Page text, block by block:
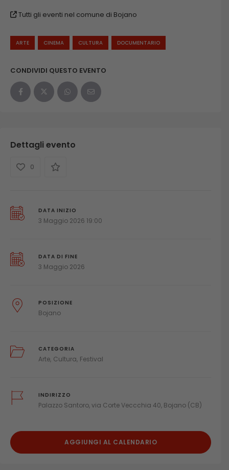
Tutti gli eventi nel comune di Bojano
ARTE CINEMA CULTURA DOCUMENTARIO
CONDIVIDI QUESTO EVENTO
Dettagli evento
0
DATA INIZIO
3 Maggio 2026 19:00
DATA DI FINE
3 Maggio 2026
POSIZIONE
Bojano
CATEGORIA
Arte Cultura Festival
INDIRIZZO
Palazzo Santoro, via Corte Veccchia 40, Bojano (CB)
AGGIUNGI AL CALENDARIO